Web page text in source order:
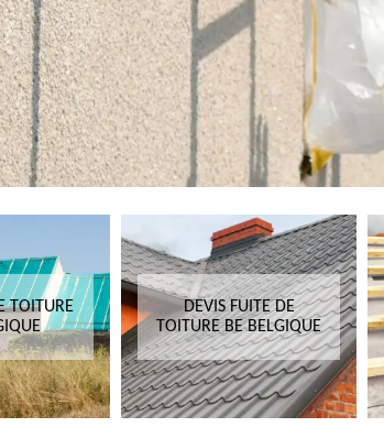
TOITURE
DEVIS FUITE DE
TOITURE BE BELGIQUE